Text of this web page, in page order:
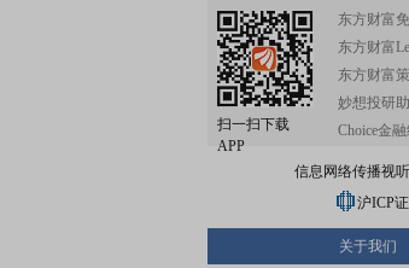
扫一扫下载
APP
东方财富
东方财富
东方财富
妙想投研
Choice金
信息网络传播视
沪ICP
关于我们